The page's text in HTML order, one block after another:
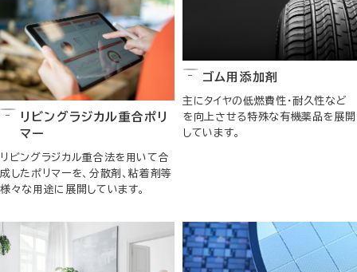
リビングラジカル重合ポリ
マー
リビングラジカル重合法を用いて合
成したポリマーを、分散剤、粘着剤等
様々な用途に展開しています。
ゴム用添加剤
主にタイヤの低燃費性・耐久性など
を向上させる特殊な有機薬品を展開
しています。